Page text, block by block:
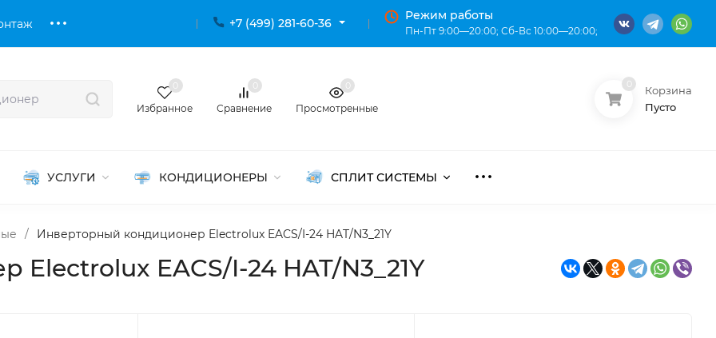
+7 (499) 281-60-36
Режим работы
Пн-Пт 9:00—20:00; Сб-Вс 10:00—20:00;
Избранное Сравнение Просмотренные
Корзина
Пусто
УСЛУГИ КОНДИЦИОНЕРЫ СПЛИТ СИСТЕМЫ
/ Инверторный кондиционер Electrolux EACS/I-24 HAT/N3_21Y
EACS/I-24 HAT/N3_21Y